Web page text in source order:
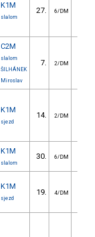
K1M
slalom
27. 6/DM
C2M
slalom
ŠILHÁNEK
Miroslav
7. 2/DM
K1M
sjezd
14. 2/DM
K1M
slalom
30. 6/DM
K1M
sjezd
19. 4/DM